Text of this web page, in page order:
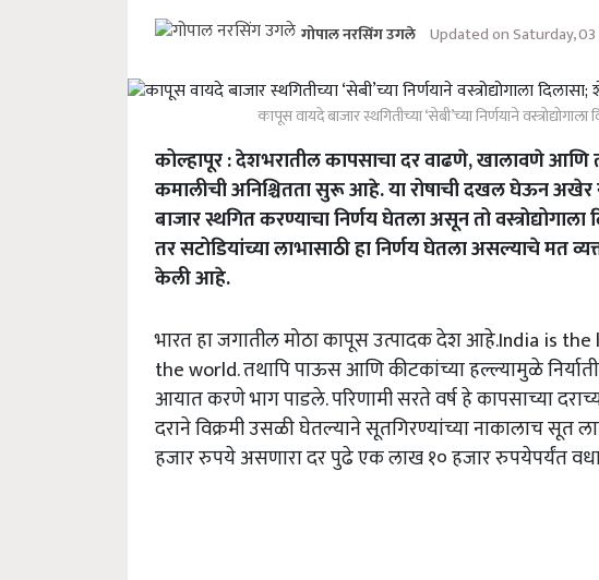
गोपाल नरसिंग उगले Updated on Saturday,
कापूस वायदे बाजार स्थगितीच्या ‘सेबी’च्या निर्णयाने
कोल्हापूर : देशभरातील कापसाचा दर वाढणे, खालावणे आणि
कमालीची अनिश्चितता सुरू आहे. या रोषाची दखल घेऊन अखेर
बाजार स्थगित करण्याचा निर्णय घेतला असून तो
तर सटोडियांच्या लाभासाठी हा निर्णय घेतला असल्याचे मत
केली आहे.
भारत हा जगातील मोठा कापूस उत्पादक देश आहे.India is
the world. तथापि पाऊस आणि कीटकांच्या हल्ल्यामुळे
आयात करणे भाग पाडले. परिणामी सरते वर्ष हे कापसाच्या
दराने विक्रमी उसळी घेतल्याने सूतगिरण्यांच्या नाकालाच सूत
हजार रुपये असणारा दर पुढे एक लाख १० हजार रुपयेपर्यंत